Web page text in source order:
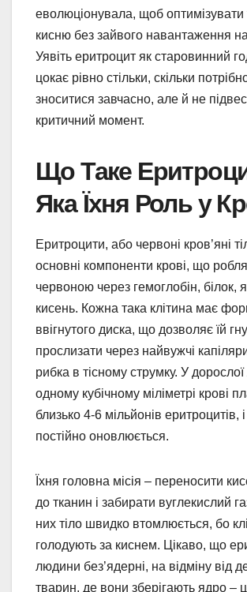
еволюціонувала, щоб оптимізувати
кисню без зайвого навантаження
Уявіть еритроцит як старовинний
цокає рівно стільки, скільки
зноситися завчасно, але й не
критичний момент.
Що Таке
Яка Їхня Роль у
Еритроцити, або червоні кров’яні
основні компоненти крові, що
червоною через гемоглобін, білок,
кисень. Кожна така клітина має
ввігнутого диска, що дозволяє їй
прослизати через найвужчі
рибка в тісному струмку. У
одному кубічному міліметрі крові
близько 4-6 мільйонів еритроцитів,
постійно оновлюється.
Їхня головна місія – переносити
до тканин і забирати вуглекислий
них тіло швидко втомлюється, бо
голодують за киснем. Цікаво, що
людини без’ядерні, на відміну від
тварин, де вони зберігають ядро –